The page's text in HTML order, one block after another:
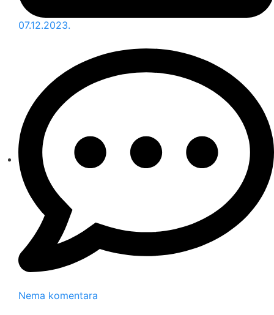
07.12.2023.
Nema komentara